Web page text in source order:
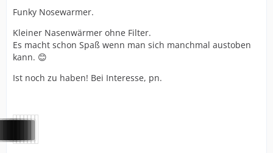
Funky Nosewarmer.
Kleiner Nasenwärmer ohne Filter.
Es macht schon Spaß wenn man sich manchmal austoben
kann. 😊
Ist noch zu haben! Bei Interesse, pn.